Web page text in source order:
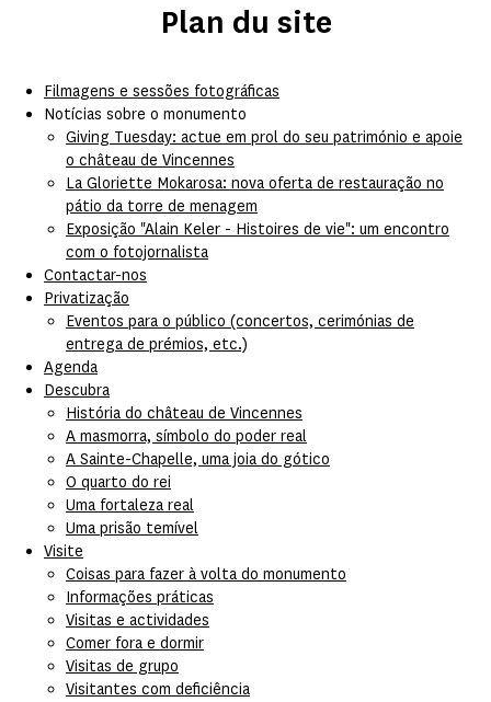
Plan du site
Filmagens e sessões fotográficas
Notícias sobre o monumento
Giving Tuesday: actue em prol do seu património e apoie
o château de Vincennes
La Gloriette Mokarosa: nova oferta de restauração no
pátio da torre de menagem
Exposição "Alain Keler - Histoires de vie": um encontro
com o fotojornalista
Contactar-nos
Privatização
Eventos para o público (concertos, cerimónias de
entrega de prémios, etc.)
Agenda
Descubra
História do château de Vincennes
A masmorra, símbolo do poder real
A Sainte-Chapelle, uma joia do gótico
O quarto do rei
Uma fortaleza real
Uma prisão temível
Visite
Coisas para fazer à volta do monumento
Informações práticas
Visitas e actividades
Comer fora e dormir
Visitas de grupo
Visitantes com deficiência